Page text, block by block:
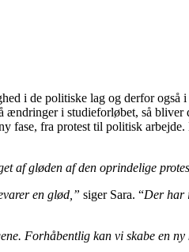
i de politiske lag og derfor også
ændringer i studieforløbet, så
fase, fra protest til politisk
af gløden af den oprindelige
en glød,” siger Sara. “Der har
Forhåbentlig kan vi skabe en